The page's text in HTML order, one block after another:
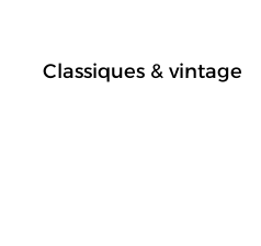
Classiques & vintage